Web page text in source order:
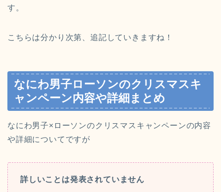
す。
こちらは分かり次第、追記していきますね！
なにわ男子ローソンのクリスマスキ
ャンペーン内容や詳細まとめ
なにわ男子×ローソンのクリスマスキャンペーンの内容
や詳細についてですが
詳しいことは発表されていません